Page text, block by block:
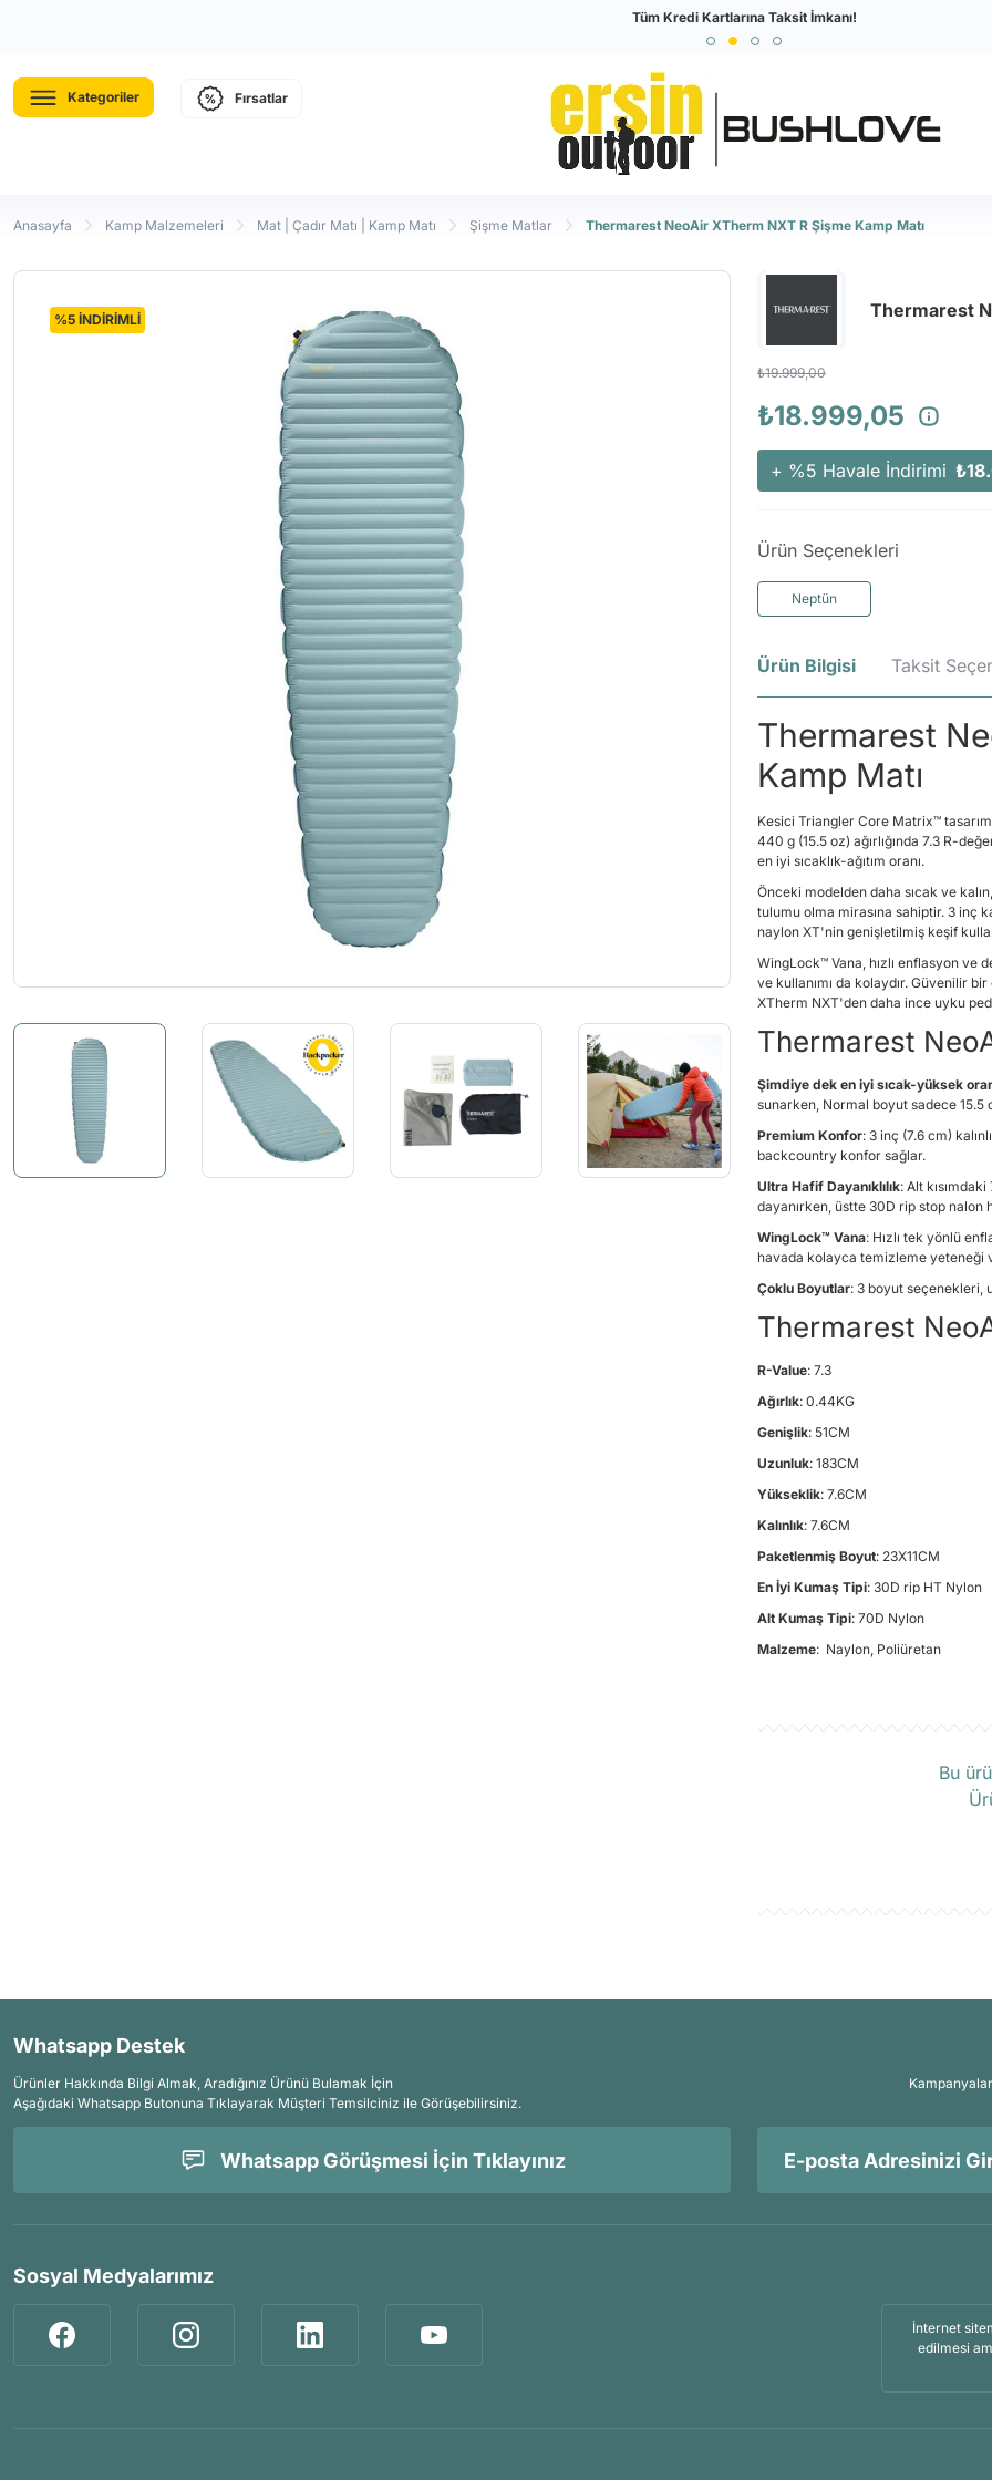
Türkiye'nin En Büyük Outdoor Sitesi
Tüm Kredi Kartlarına Taksit İmkanı!
Kategoriler Fırsatlar
Anasayfa Kamp Malzemeleri Mat | Çadır Matı | Kamp Matı Şişme Matlar Thermarest NeoAir XTherm NXT R Şişme Kamp Matı
%5 İNDİRİMLİ Thermarest
₺19.999,00
₺18.999,05
+ %5 Havale İndirimi
Ürün Seçenekleri
Neptün
Ürün Bilgisi Taksit
Thermarest
Kamp Matı
Kesici Triangler Core Matrix™
440 g (15.5 oz) ağırlığında 7.3 R-
en iyi sıcaklık-ağıtım oranı.
Önceki modelden daha sıcak ve
tulumu olma mirasına sahiptir. 3 inç
naylon XT'nin genişletilmiş keşif
WingLock™ Vana, hızlı enflasyon ve
ve kullanımı da kolaydır. Güvenilir
XTherm NXT'den daha ince uyku
Thermarest
Şimdiye dek en iyi sıcak-yüksek
sunarken, Normal boyut sadece 15.5
Premium Konfor: 3 inç (7.6 cm)
backcountry konfor sağlar.
Ultra Hafif Dayanıklılık: Alt
dayanırken, üstte 30D rip stop nalon
WingLock™ Vana: Hızlı tek yönlü
havada kolayca temizleme yeteneği
Çoklu Boyutlar: 3 boyut seçenekleri,
Thermarest
R-Value: 7.3
Ağırlık: 0.44KG
Genişlik: 51CM
Uzunluk: 183CM
Yükseklik: 7.6CM
Kalınlık: 7.6CM
Paketlenmiş Boyut: 23X11CM
En İyi Kumaş Tipi: 30D rip HT Nylon
Alt Kumaş Tipi: 70D Nylon
Malzeme: Naylon, Poliüretan
Bu
Whatsapp Destek
Ürünler Hakkında Bilgi Almak, Aradığınız Ürünü Bulamak İçin
Aşağıdaki Whatsapp Butonuna Tıklayarak Müşteri Temsilciniz ile Görüşebilirsiniz.
Whatsapp Görüşmesi İçin Tıklayınız
Sosyal Medyalarımız
İnternet
edilmesi